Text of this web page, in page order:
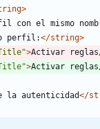
con el mismo
perfil:</string>
>Activar
>Activar
la autenticidad</